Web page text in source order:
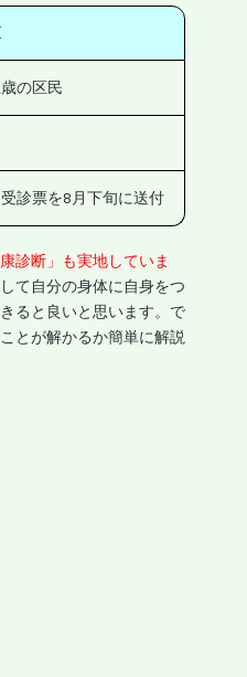
の区民
診票を8月下旬に送付
診断」も実地していま
て自分の身体に自身をつ
ると良いと思います。で
とが解かるか簡単に解説